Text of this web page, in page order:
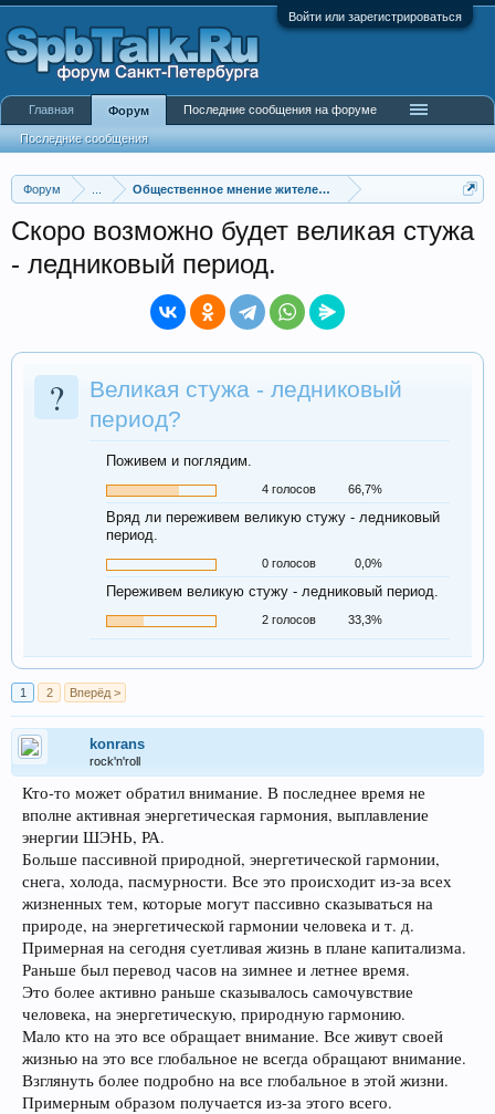
Войти или зарегистрироваться
Форум Общественное мнение жителей города
Скоро возможно будет великая стужа
- ледниковый период.
?
Великая стужа - ледниковый
период?
Поживем и поглядим.
4 голосов 66,7%
Вряд ли переживем великую стужу - ледниковый
период.
0 голосов 0,0%
Переживем великую стужу - ледниковый период.
2 голосов 33,3%
1 2 Вперёд >
konrans
rock'n'roll
Кто-то может обратил внимание. В последнее время не
вполне активная энергетическая гармония, выплавление
энергии ШЭНЬ, РА.
Больше пассивной природной, энергетической гармонии,
снега, холода, пасмурности. Все это происходит из-за всех
жизненных тем, которые могут пассивно сказываться на
природе, на энергетической гармонии человека и т. д.
Примерная на сегодня суетливая жизнь в плане капитализма.
Раньше был перевод часов на зимнее и летнее время.
Это более активно раньше сказывалось самочувствие
человека, на энергетическую, природную гармонию.
Мало кто на это все обращает внимание. Все живут своей
жизнью на это все глобальное не всегда обращают внимание.
Взглянуть более подробно на все глобальное в этой жизни.
Примерным образом получается из-за этого всего.
Главная Форум
Последние сообщения
Последние сообщения на форуме